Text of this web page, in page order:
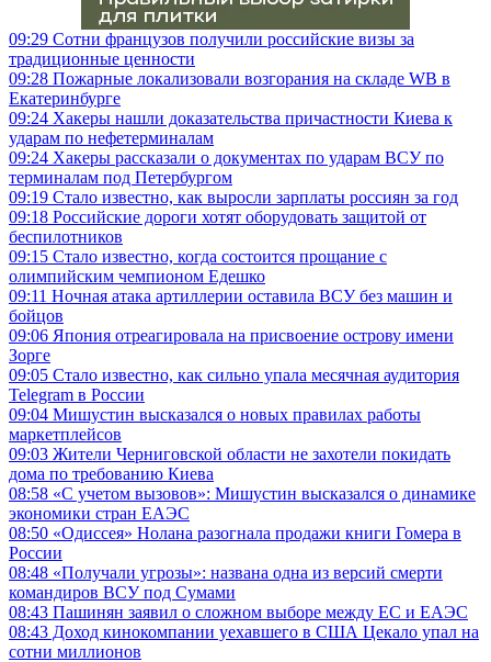
09:29 Сотни французов получили российские визы за
традиционные ценности
09:28 Пожарные локализовали возгорания на складе WB в
Екатеринбурге
09:24 Хакеры нашли доказательства причастности Киева к
ударам по нефетерминалам
09:24 Хакеры рассказали о документах по ударам ВСУ по
терминалам под Петербургом
09:19 Стало известно, как выросли зарплаты россиян за год
09:18 Российские дороги хотят оборудовать защитой от
беспилотников
09:15 Стало известно, когда состоится прощание с
олимпийским чемпионом Едешко
09:11 Ночная атака артиллерии оставила ВСУ без машин и
бойцов
09:06 Япония отреагировала на присвоение острову имени
Зорге
09:05 Стало известно, как сильно упала месячная аудитория
Telegram в России
09:04 Мишустин высказался о новых правилах работы
маркетплейсов
09:03 Жители Черниговской области не захотели покидать
дома по требованию Киева
08:58 «С учетом вызовов»: Мишустин высказался о динамике
экономики стран ЕАЭС
08:50 «Одиссея» Нолана разогнала продажи книги Гомера в
России
08:48 «Получали угрозы»: названа одна из версий смерти
командиров ВСУ под Сумами
08:43 Пашинян заявил о сложном выборе между ЕС и ЕАЭС
08:43 Доход кинокомпании уехавшего в США Цекало упал на
сотни миллионов